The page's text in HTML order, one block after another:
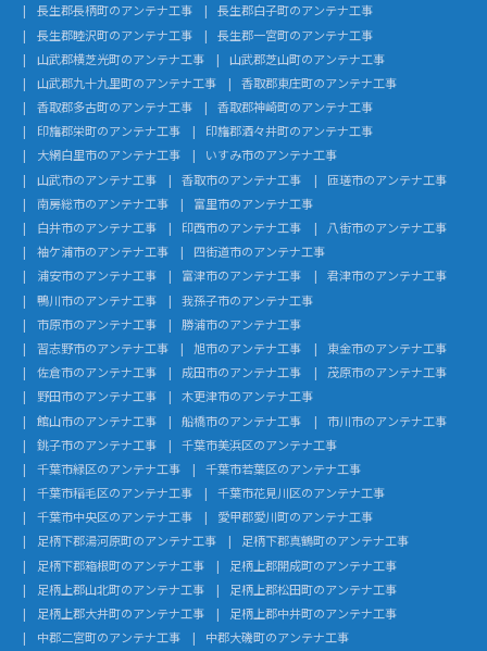
長生郡長柄町のアンテナ工事
長生郡白子町のアンテナ工事
長生郡睦沢町のアンテナ工事
長生郡一宮町のアンテナ工事
山武郡横芝光町のアンテナ工事
山武郡芝山町のアンテナ工事
山武郡九十九里町のアンテナ工事
香取郡東庄町のアンテナ工事
香取郡多古町のアンテナ工事
香取郡神崎町のアンテナ工事
印旛郡栄町のアンテナ工事
印旛郡酒々井町のアンテナ工事
大網白里市のアンテナ工事
いすみ市のアンテナ工事
山武市のアンテナ工事
香取市のアンテナ工事
匝瑳市のアンテナ工事
南房総市のアンテナ工事
富里市のアンテナ工事
白井市のアンテナ工事
印西市のアンテナ工事
八街市のアンテナ工事
袖ケ浦市のアンテナ工事
四街道市のアンテナ工事
浦安市のアンテナ工事
富津市のアンテナ工事
君津市のアンテナ工事
鴨川市のアンテナ工事
我孫子市のアンテナ工事
市原市のアンテナ工事
勝浦市のアンテナ工事
習志野市のアンテナ工事
旭市のアンテナ工事
東金市のアンテナ工事
佐倉市のアンテナ工事
成田市のアンテナ工事
茂原市のアンテナ工事
野田市のアンテナ工事
木更津市のアンテナ工事
館山市のアンテナ工事
船橋市のアンテナ工事
市川市のアンテナ工事
銚子市のアンテナ工事
千葉市美浜区のアンテナ工事
千葉市緑区のアンテナ工事
千葉市若葉区のアンテナ工事
千葉市稲毛区のアンテナ工事
千葉市花見川区のアンテナ工事
千葉市中央区のアンテナ工事
愛甲郡愛川町のアンテナ工事
足柄下郡湯河原町のアンテナ工事
足柄下郡真鶴町のアンテナ工事
足柄下郡箱根町のアンテナ工事
足柄上郡開成町のアンテナ工事
足柄上郡山北町のアンテナ工事
足柄上郡松田町のアンテナ工事
足柄上郡大井町のアンテナ工事
足柄上郡中井町のアンテナ工事
中郡二宮町のアンテナ工事
中郡大磯町のアンテナ工事